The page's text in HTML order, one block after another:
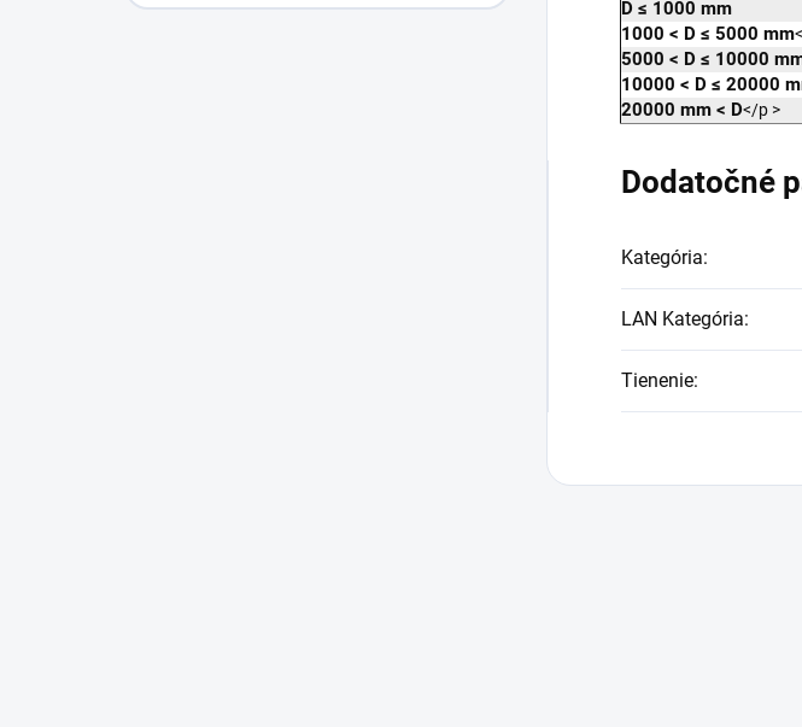
D ≤ 1000 mm
1000 < D ≤ 5000 mm
5000 < D ≤ 10000
10000 < D ≤ 20000
20000 mm < D</p >
Dodatočné
Kategória:
LAN Kategória:
Tienenie: